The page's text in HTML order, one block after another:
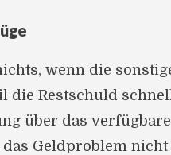
wenn die
die Restschuld
über das
Geldproblem